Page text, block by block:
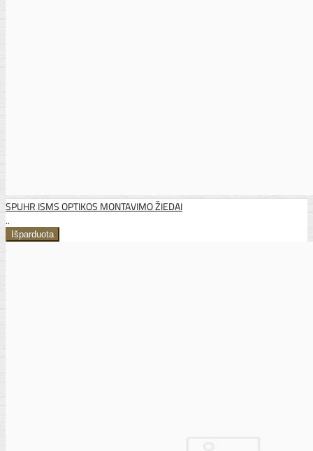
SPUHR ISMS OPTIKOS MONTAVIMO ŽIEDAI
..